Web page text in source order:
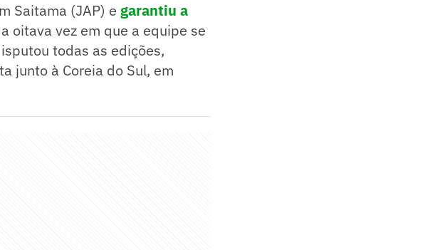
Saitama (JAP) e garantiu a
oitava vez em que a equipe se
todas as edições,
junto à Coreia do Sul, em